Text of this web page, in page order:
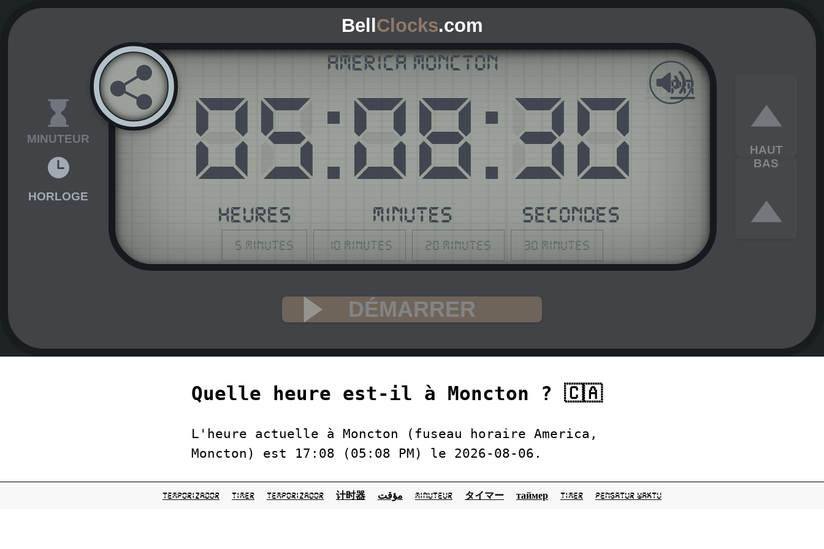
Bell Clocks.com
MINUTEUR
HORLOGE
America Moncton
05
HEURES
:08
MINUTES
:31
SECONDES
AMPM
5 minutes 10 minutes 20 minutes 30 minutes
HAUT
BAS
DÉMARRER
Quelle heure est-il à Moncton ? 🇨🇦
L'heure actuelle à Moncton (fuseau horaire America,
Moncton) est 17:08 (05:08 PM) le 2026-08-06.
temporizador timer temporizador 计时器 مؤقت minuteur タイマー таймер Timer pengatur waktu